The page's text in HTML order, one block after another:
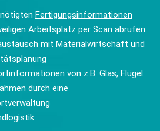
Fertigungsinformationen
Arbeitsplatz per Scan abrufen
mit Materialwirtschaft und
von z.B. Glas, Flügel
durch eine